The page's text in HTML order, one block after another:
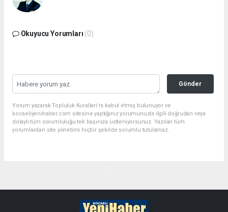
Okuyucu Yorumları (0)
Gönder
Yorum yazarak Topluluk Kuralları’nı kabul etmiş bulunuyor ve
kocaeliyenihaber.com sitesine yaptığınız yorumunuzla ilgili doğrudan veya
dolaylı tüm sorumluluğu tek başınıza üstleniyorsunuz. Yazılan tüm
yorumlardan site yönetimi hiçbir şekilde sorumlu tutulamaz.